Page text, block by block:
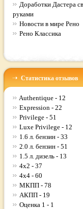
Доработки Дастера
руками
Новости в мире Рено
Рено Классика
Статистика отзывов
Authentique - 12
Expression - 22
Privilege - 51
Luxe Privilege - 12
1.6 л. бензин - 33
2.0 л. бензин - 51
1.5 л. дизель - 13
4x2 - 37
4x4 - 60
МКПП - 78
АКПП - 19
Оценка 1 - 1